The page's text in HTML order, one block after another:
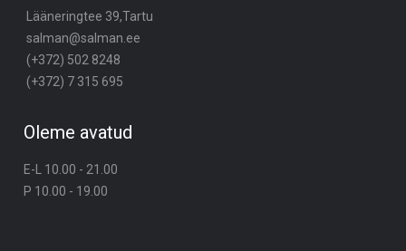
Lääneringtee 39,Tartu
salman@salman.ee
(+372) 502 8248
(+372) 7 315 695
Oleme avatud
E-L 10.00 - 21.00
P 10.00 - 19.00